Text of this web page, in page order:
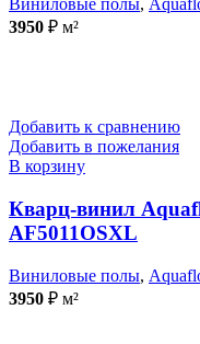
Виниловые полы,
3950 ₽ м²
Добавить к сравнению
Добавить в пожелания
В корзину
Кварц-винил
AF5011OSXL
Виниловые полы,
3950 ₽ м²